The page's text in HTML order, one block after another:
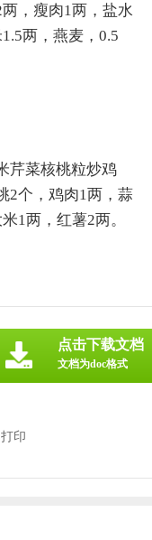
，瘦肉1两，盐水
两，燕麦，0.5
芹菜核桃粒炒鸡
2个，鸡肉1两，蒜
1两，红薯2两。
印
点击下载文档
文档为doc格式